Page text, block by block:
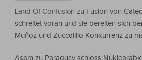
Land Of Confusion zu Fusion von
schreitet voran und sie bereiten sich
Muñoz und Zuccolillo Konkurrenz zu
Asam zu Paraguay schloss